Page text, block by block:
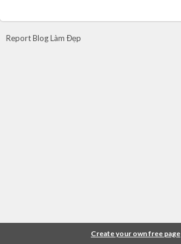
Report Blog Làm Đẹp
Create your own free page